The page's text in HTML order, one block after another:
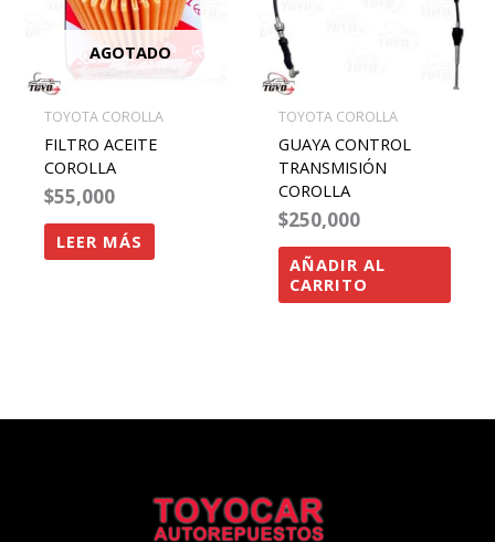
AGOTADO
TOYOTA COROLLA
FILTRO ACEITE
COROLLA
$55,000
LEER MÁS
TOYOTA COROLLA
GUAYA CONTROL
TRANSMISIÓN
COROLLA
$250,000
AÑADIR AL
CARRITO